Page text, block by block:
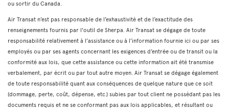
ou sortir du Canada.
Air Transat n’est pas responsable de l’exhaustivité et de l’exactitude des
renseignements fournis par l'outil de Sherpa. Air Transat se dégage de toute
responsabilité relativement à l’assistance ou à l’information fournie ici ou par ses
employés ou par ses agents concernant les exigences d’entrée ou de transit ou la
conformité aux lois, que cette assistance ou cette information ait été transmise
verbalement, par écrit ou par tout autre moyen. Air Transat se dégage également
de toute responsabilité quant aux conséquences de quelque nature que ce soit
(dommage, perte, coût, dépense, etc.) subies par tout client ne possédant pas les
documents requis et ne se conformant pas aux lois applicables, et résultant ou